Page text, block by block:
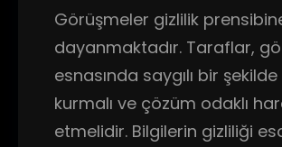
Görüşmeler gizlilik
dayanmaktadır. Taraflar,
esnasında saygılı bir
kurmalı ve çözüm odaklı
etmelidir. Bilgilerin gizliliği